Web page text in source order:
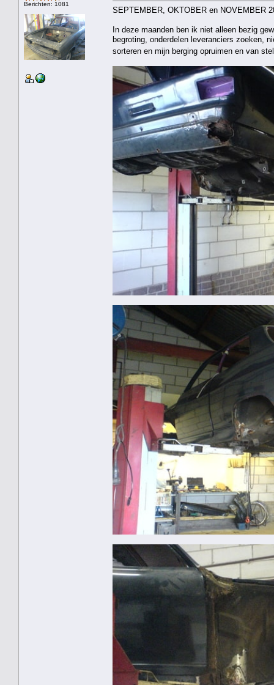
Berichten: 1081
SEPTEMBER, OKTOBER en NOVEMBER
In deze maanden ben ik niet alleen bezig
begroting, onderdelen leveranciers zoeken,
sorteren en mijn berging opruimen en van